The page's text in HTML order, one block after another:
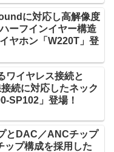
に対応し高解像度
ーフインイヤー構造
ヤホン「W220T」登
ワイヤレス接続と
続に対応したネック
SP102」登場！
とDAC／ANCチップ
ップ構成を採用した